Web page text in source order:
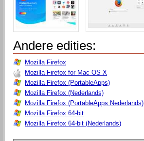
Andere edities:
Mozilla Firefox
Mozilla Firefox for Mac OS X
Mozilla Firefox (PortableApps)
Mozilla Firefox (Nederlands)
Mozilla Firefox (PortableApps Nederlands)
Mozilla Firefox 64-bit
Mozilla Firefox 64-bit (Nederlands)